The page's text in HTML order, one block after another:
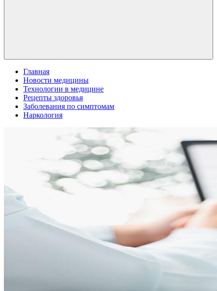
Главная
Новости медицины
Технологии в медицине
Рецепты здоровья
Заболевания по симптомам
Наркология